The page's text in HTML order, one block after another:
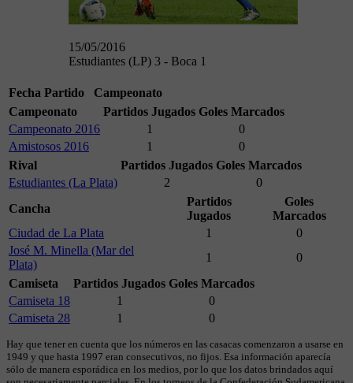
15/05/2016
Estudiantes (LP) 3 - Boca 1
Fecha Partido
Campeonato
Campeonato
Partidos Jugados Goles Marcados
Campeonato 2016
1
0
Amistosos 2016
1
0
Rival
Partidos Jugados Goles Marcados
Estudiantes (La Plata)
2
0
Cancha
Partidos
Jugados
Goles
Marcados
Ciudad de La Plata
1
0
José M. Minella (Mar del
Plata)
1
0
Camiseta
Partidos Jugados Goles Marcados
Camiseta 18
1
0
Camiseta 28
1 0
Hay que tener en cuenta que los números en las casacas comenzaron a usarse en
1949 y que hasta 1997 eran consecutivos, no fijos. Esa información aparecía
sólo de manera esporádica en los medios, por lo que los datos brindados aquí